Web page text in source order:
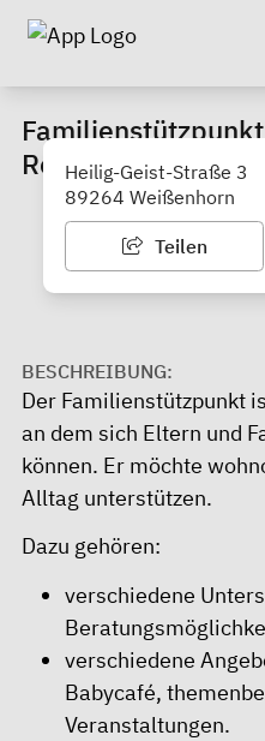
Roggenburg,
Heilig-Geist-Straße 3
89264 Weißenhorn
Teilen
BESCHREIBUNG:
Der Familienstützpunkt
an dem sich Eltern und
können. Er möchte
Alltag unterstützen.
Dazu gehören:
verschiedene
verschiedene
Babycafé,
Veranstaltungen.